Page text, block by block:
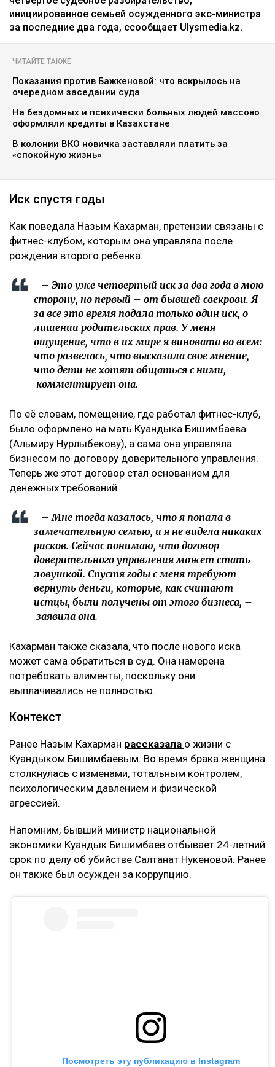
инициированное семьей осужденного экс-министра
за последние два года, ссообщает Ulysmedia.kz.
ЧИТАЙТЕ ТАКЖЕ
Показания против Бажкеновой: что вскрылось на
очередном заседании суда
На бездомных и психически больных людей массово
оформляли кредиты в Казахстане
В колонии ВКО новичка заставляли платить за
«спокойную жизнь»
Иск спустя годы
Как поведала Назым Кахарман, претензии связаны с
фитнес-клубом, которым она управляла после
рождения второго ребенка.
– Это уже четвертый иск за два года в мою
сторону, но первый – от бывшей свекрови. Я
за все это время подала только один иск, о
лишении родительских прав. У меня
ощущение, что в их мире я виновата во всем:
что развелась, что высказала свое мнение,
что дети не хотят общаться с ними, –
комментирует она.
По её словам, помещение, где работал фитнес-клуб,
было оформлено на мать Куандыка Бишимбаева
(Альмиру Нурлыбекову), а сама она управляла
бизнесом по договору доверительного управления.
Теперь же этот договор стал основанием для
денежных требований.
– Мне тогда казалось, что я попала в
замечательную семью, и я не видела никаких
рисков. Сейчас понимаю, что договор
доверительного управления может стать
ловушкой. Спустя годы с меня требуют
вернуть деньги, которые, как считают
истцы, были получены от этого бизнеса, –
заявила она.
Кахарман также сказала, что после нового иска
может сама обратиться в суд. Она намерена
потребовать алименты, поскольку они
выплачивались не полностью.
Контекст
Ранее Назым Кахарман рассказала о жизни с
Куандыком Бишимбаевым. Во время брака женщина
столкнулась с изменами, тотальным контролем,
психологическим давлением и физической
агрессией.
Напомним, бывший министр национальной
экономики Куандык Бишимбаев отбывает 24-летний
срок по делу об убийстве Салтанат Нукеновой. Ранее
он также был осужден за коррупцию.
Посмотреть эту публикацию в Instagram